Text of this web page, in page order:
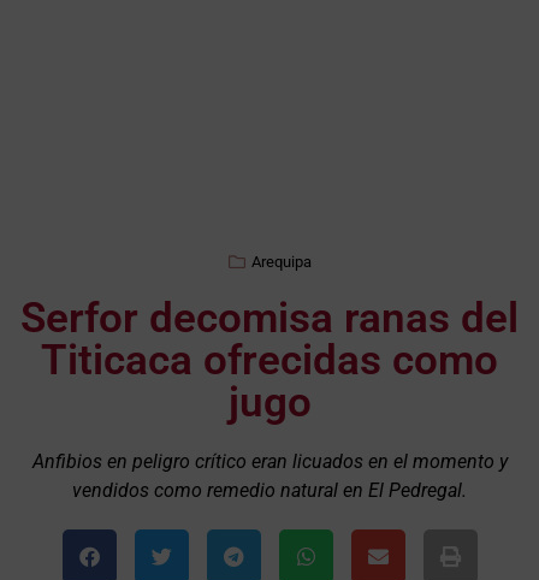
Arequipa
Serfor decomisa ranas del
Titicaca ofrecidas como
jugo
Anfibios en peligro crítico eran licuados en el momento y
vendidos como remedio natural en El Pedregal.